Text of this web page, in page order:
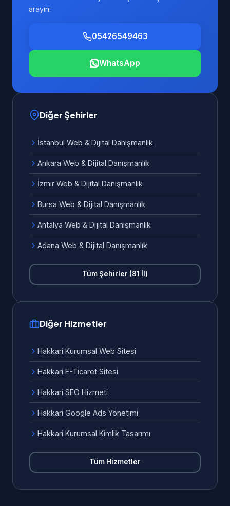
arayın:
05426549463
WhatsApp
Diğer Şehirler
İstanbul Web & Dijital Danışmanlık
Ankara Web & Dijital Danışmanlık
İzmir Web & Dijital Danışmanlık
Bursa Web & Dijital Danışmanlık
Antalya Web & Dijital Danışmanlık
Adana Web & Dijital Danışmanlık
Tüm Şehirler (81 İl)
Diğer Hizmetler
Hakkari Kurumsal Web Sitesi
Hakkari E-Ticaret Sitesi
Hakkari SEO Hizmeti
Hakkari Google Ads Yönetimi
Hakkari Kurumsal Kimlik Tasarımı
Tüm Hizmetler